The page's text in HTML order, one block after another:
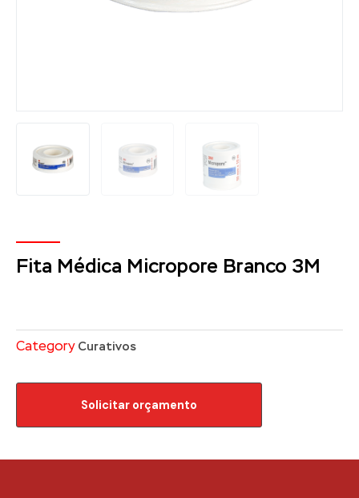
Fita Médica Micropore Branco 3M
Category Curativos
Solicitar orçamento